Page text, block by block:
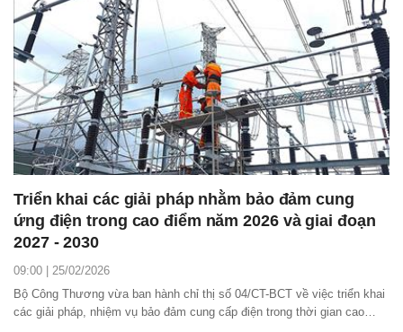
Triển khai các giải pháp nhằm bảo đảm cung
ứng điện trong cao điểm năm 2026 và giai đoạn
2027 - 2030
09:00 | 25/02/2026
Bộ Công Thương vừa ban hành chỉ thị số 04/CT-BCT về việc triển khai
các giải pháp, nhiệm vụ bảo đảm cung cấp điện trong thời gian cao